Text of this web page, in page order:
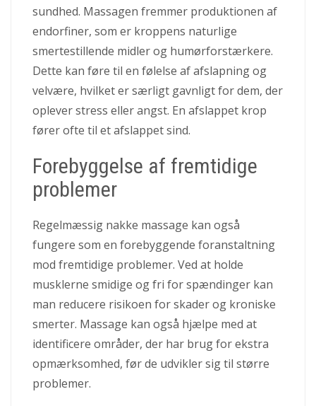
sundhed. Massagen fremmer produktionen af
endorfiner, som er kroppens naturlige
smertestillende midler og humørforstærkere.
Dette kan føre til en følelse af afslapning og
velvære, hvilket er særligt gavnligt for dem, der
oplever stress eller angst. En afslappet krop
fører ofte til et afslappet sind.
Forebyggelse af fremtidige
problemer
Regelmæssig nakke massage kan også
fungere som en forebyggende foranstaltning
mod fremtidige problemer. Ved at holde
musklerne smidige og fri for spændinger kan
man reducere risikoen for skader og kroniske
smerter. Massage kan også hjælpe med at
identificere områder, der har brug for ekstra
opmærksomhed, før de udvikler sig til større
problemer.